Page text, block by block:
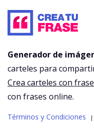
Generador de
carteles para
Crea carteles con
con frases online.
Términos y Condiciones |